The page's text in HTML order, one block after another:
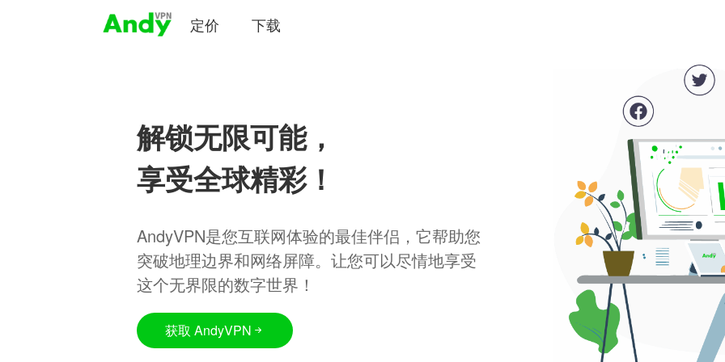
定价 下载
解锁无限可能，
享受全球精彩！
AndyVPN是您互联网体验的最佳伴侣，它帮助您
突破地理边界和网络屏障。让您可以尽情地享受
这个无界限的数字世界！
获取 AndyVPN